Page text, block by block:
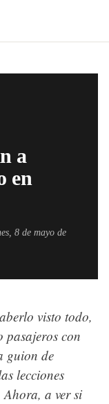
a
en
8 de mayo de
visto todo,
con
guion de
lecciones
a ver si